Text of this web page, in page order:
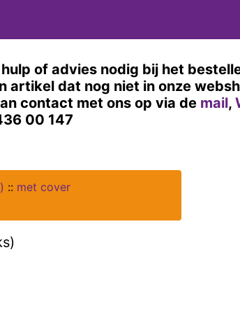
of advies nodig bij het
artikel dat nog niet in onze
contact met ons op via de mail,
00 147
:: met cover